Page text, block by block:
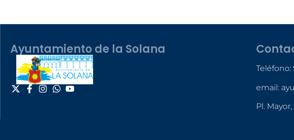
Ayuntamiento de la Solana
Teléfono:
email:
Pl.